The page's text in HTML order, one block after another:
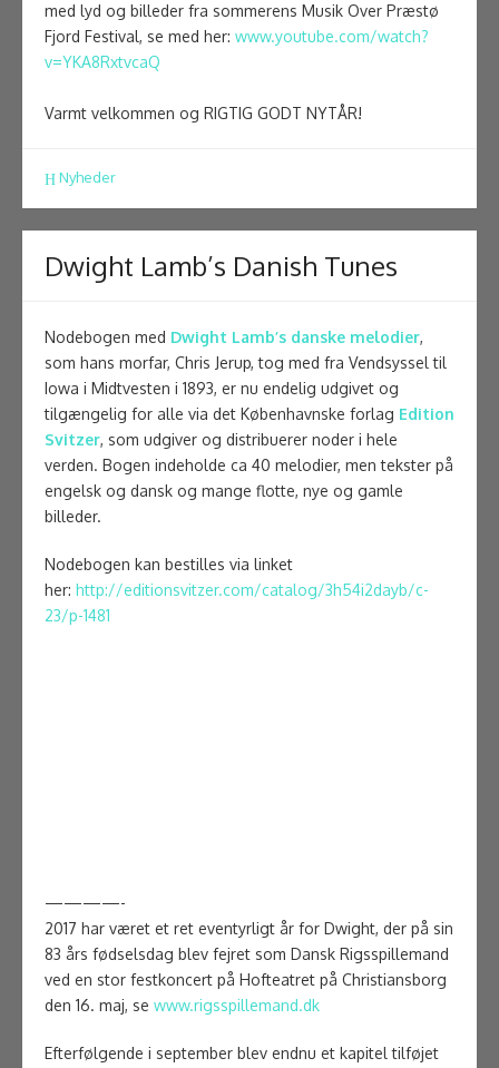
med lyd og billeder fra sommerens Musik Over Præstø
Fjord Festival, se med her: www.youtube.com/watch?
v=YKA8RxtvcaQ
Varmt velkommen og RIGTIG GODT NYTÅR!
Nyheder
Dwight Lamb’s Danish Tunes
Nodebogen med Dwight Lamb’s danske melodier,
som hans morfar, Chris Jerup, tog med fra Vendsyssel til
Iowa i Midtvesten i 1893, er nu endelig udgivet og
tilgængelig for alle via det Københavnske forlag Edition
Svitzer, som udgiver og distribuerer noder i hele
verden. Bogen indeholde ca 40 melodier, men tekster på
engelsk og dansk og mange flotte, nye og gamle
billeder.
Nodebogen kan bestilles via linket
her: http://editionsvitzer.com/catalog/3h54i2dayb/c-
23/p-1481
————-
2017 har været et ret eventyrligt år for Dwight, der på sin
83 års fødselsdag blev fejret som Dansk Rigsspillemand
ved en stor festkoncert på Hofteatret på Christiansborg
den 16. maj, se www.rigsspillemand.dk
Efterfølgende i september blev endnu et kapitel tilføjet